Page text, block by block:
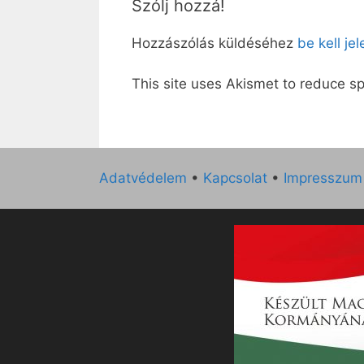
Szólj hozzá!
Hozzászólás küldéséhez be kell
This site uses Akismet to reduce
Adatvédelem • Kapcsolat • Impresszum